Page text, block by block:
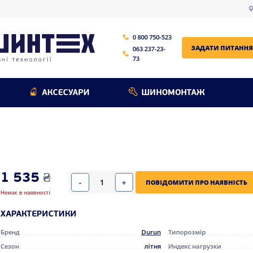
0 800 750-523
063 237-23-
73
ЗАДАТИ ПИТАННЯ
АКСЕСУАРИ ШИНОМОНТАЖ
1 535 ₴
Немає в наявності
- + ПОВІДОМИТИ ПРО НАЯВНІСТЬ
ХАРАКТЕРИСТИКИ
Бренд Durun Типорозмір
Сезон
літня Индекс нагрузки